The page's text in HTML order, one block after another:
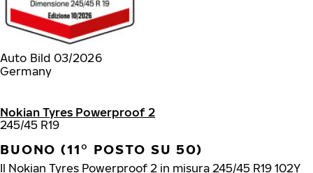
Auto Bild 03/2026
Germany
Nokian Tyres Powerproof 2
245/45 R19
BUONO (11° POSTO SU 50)
Il Nokian Tyres Powerproof 2 in misura 245/45 R19 102Y